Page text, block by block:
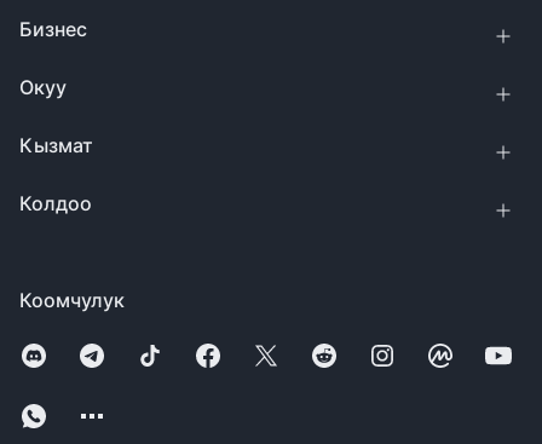
Коомчулук
Бизнес
Окуу
Кызмат
Колдоо